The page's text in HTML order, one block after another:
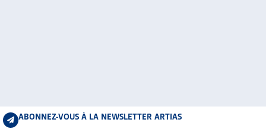
ABONNEZ-VOUS À LA NEWSLETTER ARTIAS